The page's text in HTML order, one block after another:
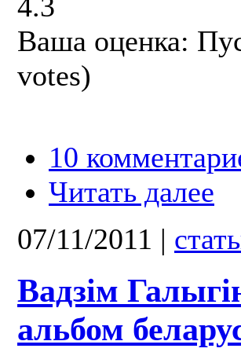
Ваша оценка:
votes)
10
Читать далее
07/11/2011 |
Вадзім
альбом